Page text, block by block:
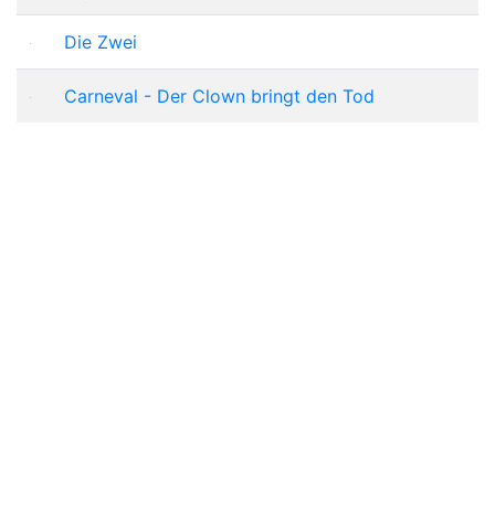
Die Zwei
Carneval - Der Clown bringt den Tod